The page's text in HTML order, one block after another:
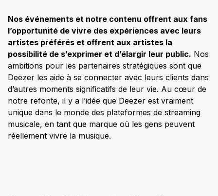
Nos événements et notre contenu offrent aux fans
l’opportunité de vivre des expériences avec leurs
artistes préférés et offrent aux artistes la
possibilité de s’exprimer et d’élargir leur public. Nos
ambitions pour les partenaires stratégiques sont que
Deezer les aide à se connecter avec leurs clients dans
d’autres moments significatifs de leur vie. Au cœur de
notre refonte, il y a l’idée que Deezer est vraiment
unique dans le monde des plateformes de streaming
musicale, en tant que marque où les gens peuvent
réellement vivre la musique.